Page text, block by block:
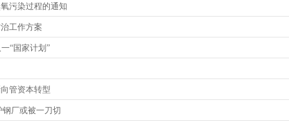
污染过程的通知
工作方案
“国家计划”
管资本转型
钢厂或被一刀切